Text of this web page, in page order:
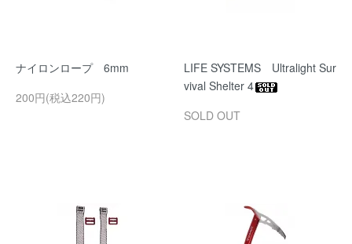
ナイロンロープ 6mm
200円(税込220円)
LIFE SYSTEMS Ultralight Sur
vival Shelter 4
SOLD OUT